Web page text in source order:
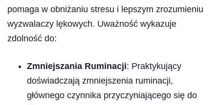
pomaga w obniżaniu stresu i lepszym zrozumieniu
wyzwalaczy lękowych. Uważność wykazuje
zdolność do:
Zmniejszania Ruminacji: Praktykujący
doświadczają zmniejszenia ruminacji,
głównego czynnika przyczyniającego się do